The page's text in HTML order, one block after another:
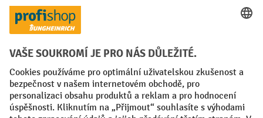
Faktura
Sociální sítě
Facebook
YouTubeLinkedIn